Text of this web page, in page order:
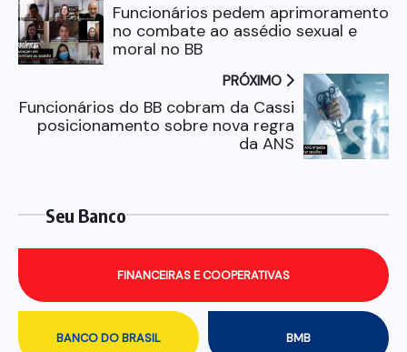
Funcionários pedem aprimoramento
no combate ao assédio sexual e
moral no BB
PRÓXIMO
Funcionários do BB cobram da Cassi
posicionamento sobre nova regra
da ANS
Seu Banco
BANCO DO BRASIL BMB
FINANCEIRAS E COOPERATIVAS